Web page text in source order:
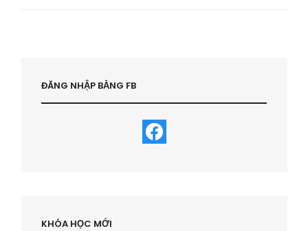
KỀ
TOWNHOUSE
BÁN
ĐĂNG NHẬP BẰNG FB
KHÓA HỌC MỚI